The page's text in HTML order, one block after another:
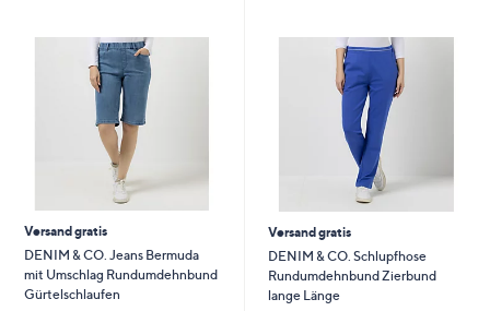
nach
Versand gratis
DENIM & CO. Jeans Bermuda
mit Umschlag Rundumdehnbund
Gürtelschlaufen
Versand gratis
DENIM & CO. Schlupfhose
Rundumdehnbund Zierbund
lange Länge